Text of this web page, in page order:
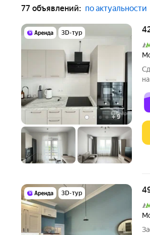
77 объявлений: по актуальности
3D-тур
+9
3D-тур